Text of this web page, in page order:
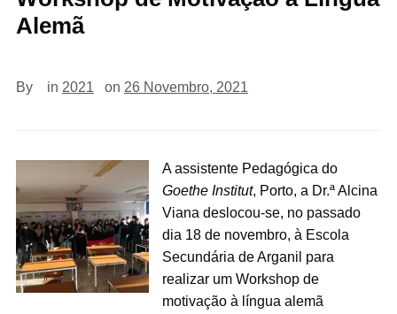
Alemã
By in 2021 on 26 Novembro, 2021
A assistente Pedagógica do
Goethe Institut, Porto, a Dr.ª Alcina
Viana deslocou-se, no passado
dia 18 de novembro, à Escola
Secundária de Arganil para
realizar um Workshop de
motivação à língua alemã